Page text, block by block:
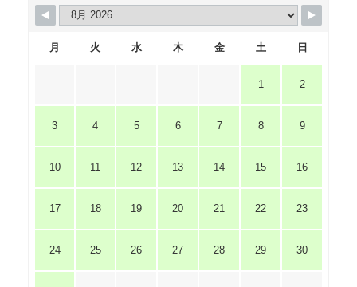
月 火 水 木 金 土 日
1 2
3 4 5 6 7 8 9
10 11 12 13 14 15 16
17 18 19 20 21 22 23
24 25 26 27 28 29 30